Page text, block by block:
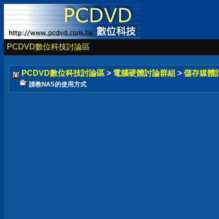
PCDVD數位科技討論區
PCDVD數位科技討論區 > 電腦硬體討論群組 > 儲存媒體
請教NAS的使用方式